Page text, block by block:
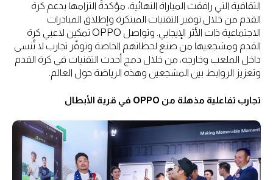
الثقافية التي رافقت المباراة النهائية، مؤكدةً التزامها بدعم كرة
القدم من خلال توفير التقنيات المبتكرة وإطلاق المبادرات
الاجتماعية ذات الأثر الإيجابي. وتواصل OPPO تمكين لاعبي كرة
القدم ومشجعيها من صنع لحظاتهم الخاصة وتوفّر تجارب لا تُنسى
داخل الملعب وخارجه، من خلال دمج أحدث التقنيات في كرة القدم
وتعزيز الروابط بين المشجعين وهذه الرياضة حول العالم.
تجارب تفاعلية مذهلة من OPPO في قرية الأبطال